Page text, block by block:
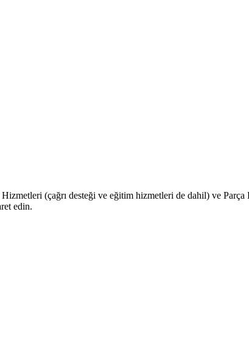
(çağrı desteği ve eğitim hizmetleri de dahil) ve
edin.